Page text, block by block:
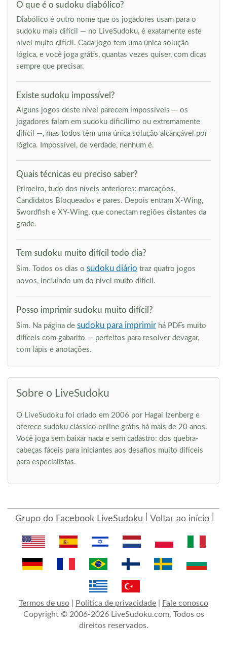
O que é o sudoku diabólico?
Diabólico é outro nome que os jogadores usam para o
sudoku mais difícil — no LiveSudoku, é exatamente este
nível muito difícil. Cada jogo tem uma única solução
lógica, e você joga grátis, quantas vezes quiser, com dicas
sempre que precisar.
Existe sudoku impossível?
Alguns jogos deste nível parecem impossíveis — os
jogadores falam em sudoku dificílimo ou extremamente
difícil —, mas todos têm uma única solução alcançável por
lógica. Impossível, de verdade, nenhum é.
Quais técnicas eu preciso saber?
Primeiro, tudo dos níveis anteriores: marcações,
Candidatos Bloqueados e pares. Depois entram X-Wing,
Swordfish e XY-Wing, que conectam regiões distantes da
grade.
Tem sudoku muito difícil todo dia?
Sim. Todos os dias o sudoku diário traz quatro jogos
novos, incluindo um do nível muito difícil.
Posso imprimir sudoku muito difícil?
Sim. Na página de sudoku para imprimir há PDFs muito
difíceis com gabarito — perfeitos para resolver devagar,
com lápis e anotações.
Sobre o LiveSudoku
O LiveSudoku foi criado em 2006 por Hagai Izenberg e
oferece sudoku clássico online grátis há mais de 20 anos.
Você joga sem baixar nada e sem cadastro: dos quebra-
cabeças fáceis para iniciantes aos desafios muito difíceis
para especialistas.
Grupo do Facebook LiveSudoku Voltar ao início
Termos de uso Política de privacidade
Fale conosco
Copyright © 2006-2026 LiveSudoku.com, Todos os
direitos reservados.